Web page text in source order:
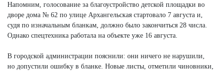
Напомним, голосование за благоустройство детской площадки во
дворе дома № 62 по улице Архангельская стартовало 7 августа и,
судя по изначальным бланкам, должно было закончиться 28 числа.
Однако спецтехника работала на объекте уже 16 августа.
В городской администрации пояснили: они ничего не нарушили,
но допустили ошибку в бланке. Новые листы, отметили чиновники,